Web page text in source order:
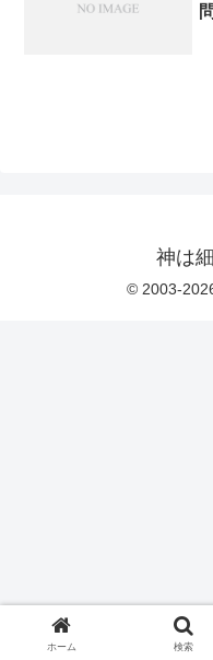
神は
© 2003-
ホーム 検索